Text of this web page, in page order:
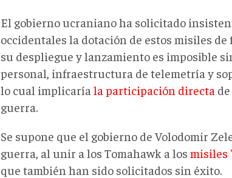
El gobierno ucraniano ha solicitado
occidentales la dotación de estos misiles
su despliegue y lanzamiento es imposible
personal, infraestructura de telemetría y
lo cual implicaría la participación directa
guerra.
Se supone que el gobierno de Volodomir
guerra, al unir a los Tomahawk a los misiles
que también han sido solicitados sin éxito.